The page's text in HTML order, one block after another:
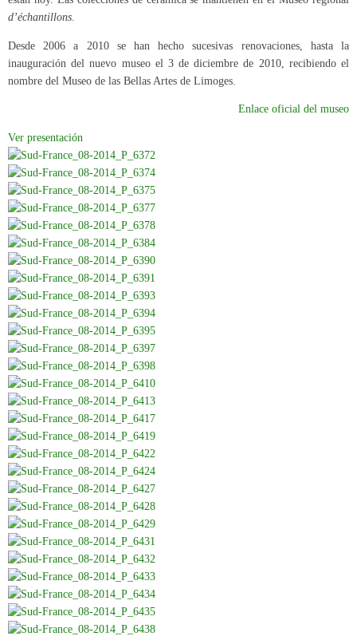
d’échantillons.
Desde 2006 a 2010 se han hecho sucesivas renovaciones, hasta la
inauguración del nuevo museo el 3 de diciembre de 2010, recibiendo el
nombre del Museo de las Bellas Artes de Limoges.
Enlace oficial del museo
Ver presentación